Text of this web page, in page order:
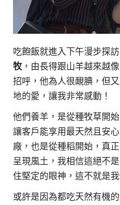
吃飽飯就進入下午漫步探
牧 ，由長得跟山羊越來越
招呼，他為人很靦腆，但
地的愛，讓我非常感動！
他們養羊，是從種牧草開
讓客戶能享用最天然且安
廠，也是從種稻開始，真
呈現風土，我相信這絕不
住堅定的眼神，這不就是
或許是因為都吃天然有機